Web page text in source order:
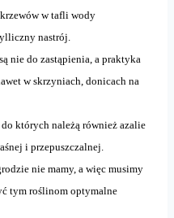
w tafli wody
nastrój.
nie do zastąpienia, a praktyka
w skrzyniach, donicach na
których należą również azalie
i przepuszczalnej.
nie mamy, a więc musimy
tym roślinom optymalne